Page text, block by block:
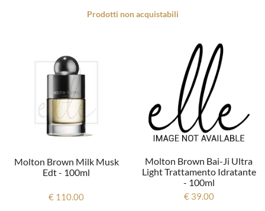
Prodotti non acquistabili
Molton Brown Milk Musk
Edt - 100ml
€ 110.00
Molton Brown Bai-Ji Ultra
Light Trattamento Idratante
- 100ml
€ 39.00